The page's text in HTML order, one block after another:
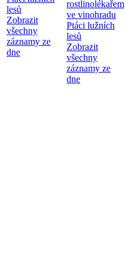
lesů
Zobrazit
všechny
záznamy ze
dne
rostlinolékařem
ve vinohradu
Ptáci lužních
lesů
Zobrazit
všechny
záznamy ze
dne